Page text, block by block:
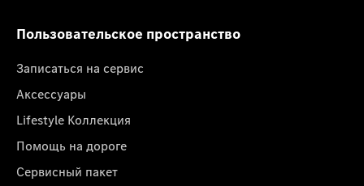
Пользовательское пространство
Записаться на сервис
Аксессуары
Lifestyle Коллекция
Помощь на дороге
Сервисный пакет